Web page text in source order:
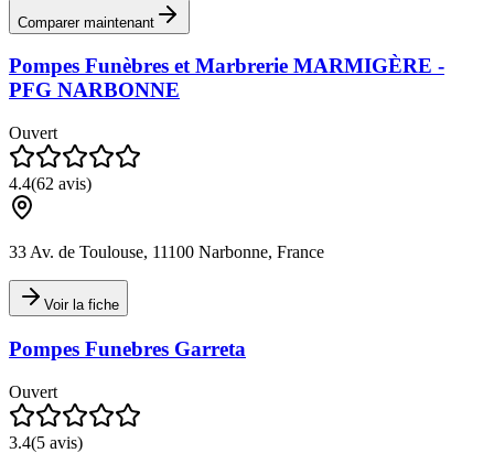
Comparer maintenant
Pompes Funèbres et Marbrerie MARMIGÈRE -
PFG NARBONNE
Ouvert
4.4(62 avis)
33 Av. de Toulouse, 11100 Narbonne, France
Voir la fiche
Pompes Funebres Garreta
Ouvert
3.4(5 avis)